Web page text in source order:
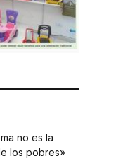
no es la
los pobres»